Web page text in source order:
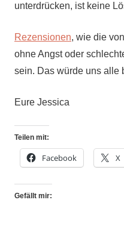
unterdrücken, ist keine
Rezensionen, wie die
ohne Angst oder
sein. Das würde uns alle
Eure Jessica
Teilen mit:
Facebook X
Gefällt mir: